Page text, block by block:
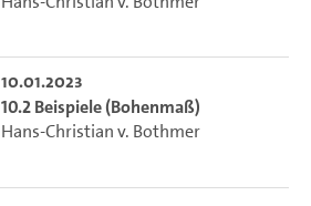
10.01.2023
10.2 Beispiele (Bohenmaß)
Hans-Christian v. Bothmer